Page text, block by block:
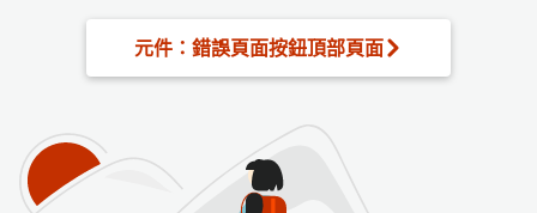
元件：錯誤頁面按鈕頂部頁面